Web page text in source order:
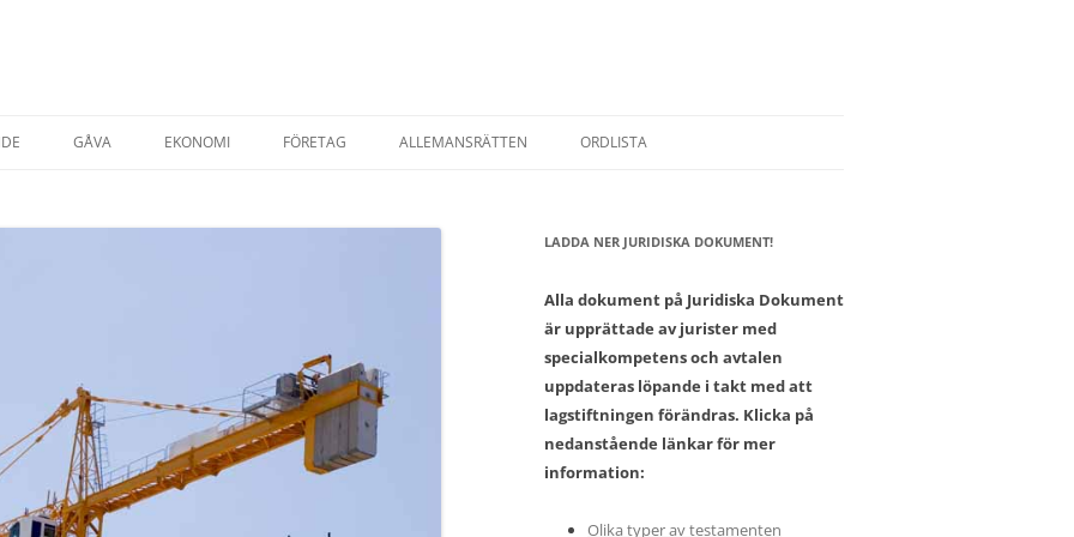
GÅVA EKONOMI
SKATT PRIVATPERSONER
FÖRETAG ALLEMANSRÄTTEN ORDLISTA
LADDA NER JURIDISKA DOKUMENT!
Alla dokument på Juridiska Dokument
är upprättade av jurister med
specialkompetens och avtalen
uppdateras löpande i takt med att
lagstiftningen förändras. Klicka på
nedanstående länkar för mer
information:
Olika typer av testamenten